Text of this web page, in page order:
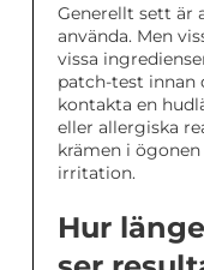
Generellt sett är
använda. Men
vissa
patch-test innan
kontakta en
eller allergiska
krämen i
irritation.
Hur